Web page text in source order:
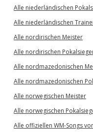
Alle niederländischen
Alle niederländischen
Alle nordirischen Meister
Alle nordirischen
Alle nordmazedonischen
Alle nordmazedonischen
Alle norwegischen Meister
Alle norwegischen
Alle offiziellen WM-Songs